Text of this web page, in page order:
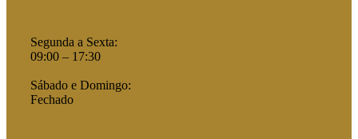
Segunda a Sexta:
09:00 – 17:30
Sábado e Domingo:
Fechado